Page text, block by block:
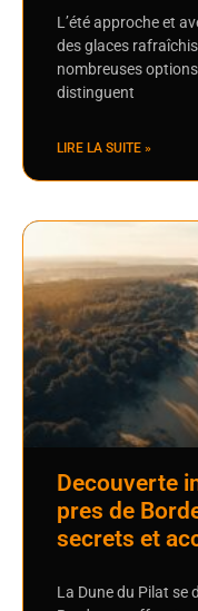
L’été approche et
des glaces
nombreuses
distinguent
LIRE LA SUITE »
Decouverte
pres de
secrets et
La Dune du Pilat se